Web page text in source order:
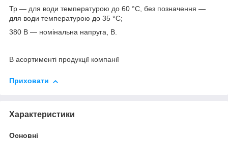
Тр — для води температурою до 60 °C, без позначення —
для води температурою до 35 °C;
380 В — номінальна напруга, В.
В асортименті продукції компанії
Приховати
Характеристики
Основні